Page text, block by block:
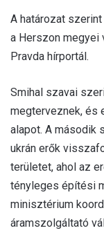
A határozat
a Herszon megyei
Pravda hírportál.
Smihal szavai
megterveznek, és
alapot. A második
ukrán erők
területet, ahol az
tényleges építési
minisztérium
áramszolgáltató